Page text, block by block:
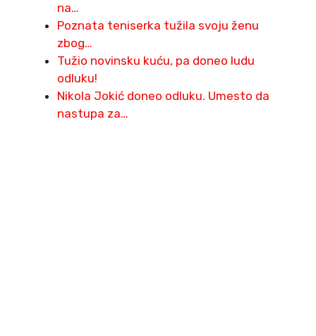
na…
Poznata teniserka tužila svoju ženu
zbog…
Tužio novinsku kuću, pa doneo ludu
odluku!
Nikola Jokić doneo odluku. Umesto da
nastupa za…